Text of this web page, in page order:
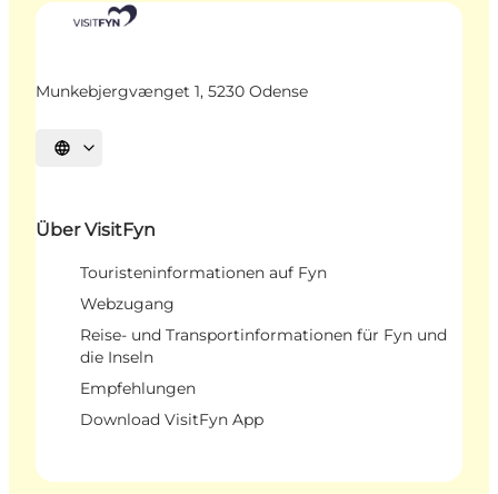
Munkebjergvænget 1, 5230 Odense
Sprache auswählen
Über VisitFyn
Touristeninformationen auf Fyn
Webzugang
Reise- und Transportinformationen für Fyn und
die Inseln
Empfehlungen
Download VisitFyn App